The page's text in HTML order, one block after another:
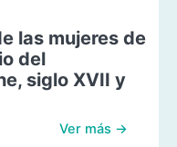
las mujeres de
del
siglo XVII y
Ver más →